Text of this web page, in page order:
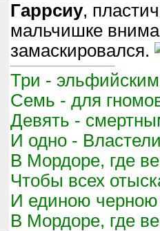
Гаррсиу,
мальчишке
замаскировался.
Три -
Семь - для
Девять -
И одно -
В Мордоре, где
Чтобы всех
И единою черною
В Мордоре, где